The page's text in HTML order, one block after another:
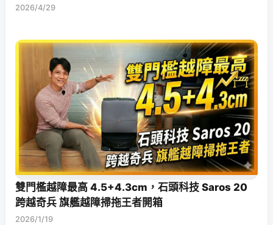
2026/4/29
雙門檻越障最高 4.5+4.3cm，石頭科技 Saros 20
跨越奇兵 旗艦越障掃拖王者開箱
2026/1/19